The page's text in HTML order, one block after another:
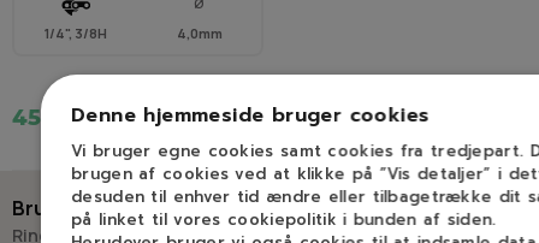
1/4", 3/8H
4,0mm
45,00 kr.
Brug for hjælp?
Ring eller skriv til Savdoktoren
Denne hjemmeside bruger cookies
Vi bruger egne cookies samt cookies fra tredjepart.
brugen af cookies ved at klikke på ”Vis detaljer” i
desuden til enhver tid ændre eller tilbagetrække dit
på linket til vores cookiepolitik i bunden af siden.